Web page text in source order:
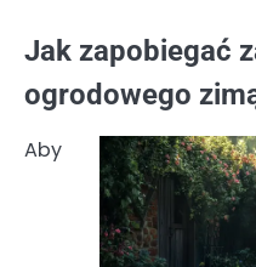
Jak zapobiegać
ogrodowego
Aby